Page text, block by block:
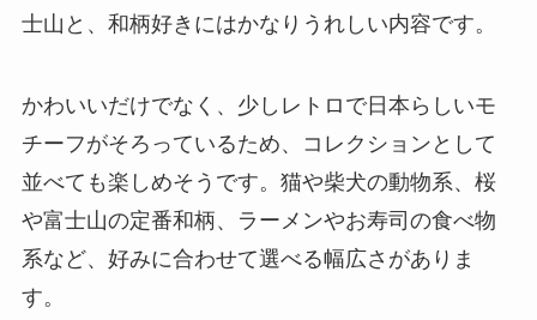
士山と、和柄好きにはかなりうれしい内容です。
かわいいだけでなく、少しレトロで日本らしいモ
チーフがそろっているため、コレクションとして
並べても楽しめそうです。猫や柴犬の動物系、桜
や富士山の定番和柄、ラーメンやお寿司の食べ物
系など、好みに合わせて選べる幅広さがありま
す。